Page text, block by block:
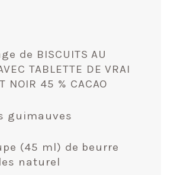
de BISCUITS AU
TABLETTE DE VRAI
NOIR 45 % CACAO
guimauves
(45 ml) de beurre
naturel